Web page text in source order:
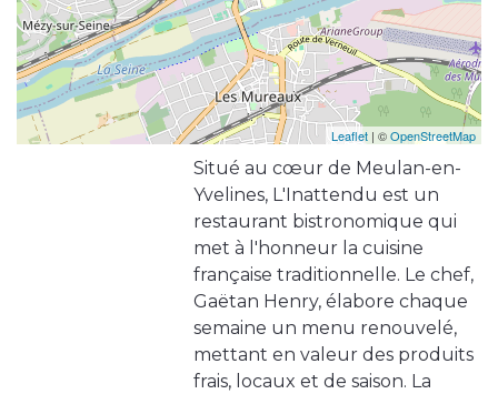
Leaflet | ©OpenStreetMap
Situé au cœur de Meulan-en-
Yvelines, L'Inattendu est un
restaurant bistronomique qui
met à l'honneur la cuisine
française traditionnelle. Le chef,
Gaëtan Henry, élabore chaque
semaine un menu renouvelé,
mettant en valeur des produits
frais, locaux et de saison. La